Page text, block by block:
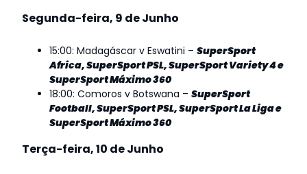
Segunda-feira, 9 de Junho
15:00: Madagáscar v Eswatini – SuperSport
Africa, SuperSport PSL, SuperSport Variety 4 e
SuperSport Máximo 360
18:00: Comoros v Botswana – SuperSport
Football, SuperSport PSL, SuperSport La Liga e
SuperSport Máximo 360
Terça-feira, 10 de Junho